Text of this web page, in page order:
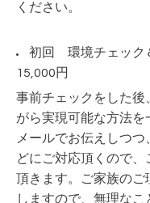
ください。
初回 環境チェッ
15,000円
事前チェックをした後
がら実現可能な方法
メールでお伝えしつ
どにご対応頂くので
頂きます。ご家族のご
しますので、無理なこ